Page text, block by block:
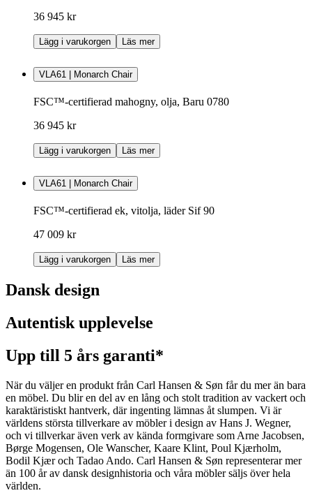
36 945 kr
Lägg i varukorgen Läs mer
VLA61 | Monarch Chair
FSC™-certifierad mahogny, olja, Baru 0780
36 945 kr
Lägg i varukorgen Läs mer
VLA61 | Monarch Chair
FSC™-certifierad ek, vitolja, läder Sif 90
47 009 kr
Lägg i varukorgen Läs mer
Dansk design
Autentisk upplevelse
Upp till 5 års garanti*
När du väljer en produkt från Carl Hansen & Søn får du mer än bara
en möbel. Du blir en del av en lång och stolt tradition av vackert och
karaktäristiskt hantverk, där ingenting lämnas åt slumpen. Vi är
världens största tillverkare av möbler i design av Hans J. Wegner,
och vi tillverkar även verk av kända formgivare som Arne Jacobsen,
Børge Mogensen, Ole Wanscher, Kaare Klint, Poul Kjærholm,
Bodil Kjær och Tadao Ando. Carl Hansen & Søn representerar mer
än 100 år av dansk designhistoria och våra möbler säljs över hela
världen.